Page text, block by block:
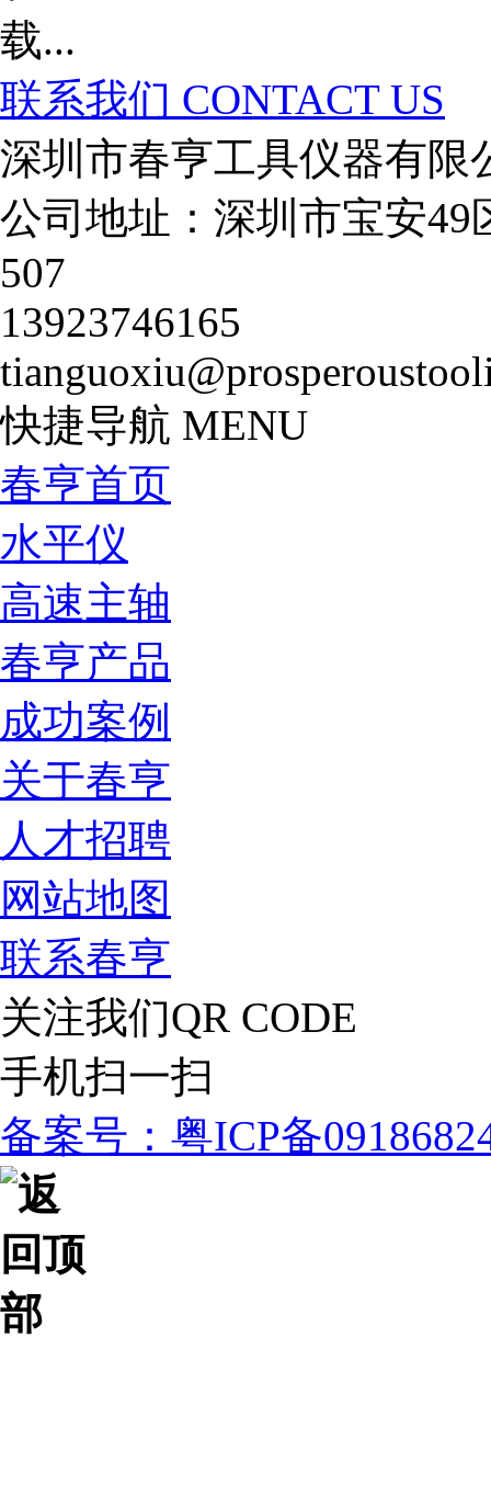
联系我们 CONTACT US
深圳市春亨工具仪器有限
公司地址：深圳市宝安
507
13923746165
快捷导航 MENU
春亨首页
水平仪
高速主轴
春亨产品
成功案例
关于春亨
人才招聘
网站地图
联系春亨
关注我们QR CODE
手机扫一扫
备案号：粤ICP备